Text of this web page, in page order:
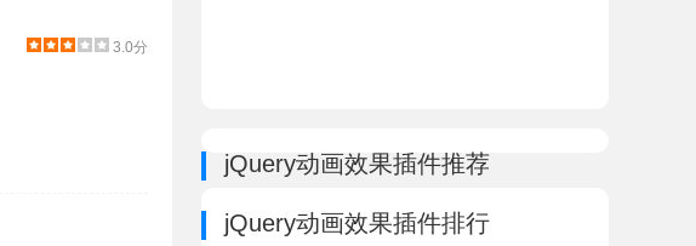
3.0分
jQuery动画效果插件推荐
jQuery动画效果插件排行